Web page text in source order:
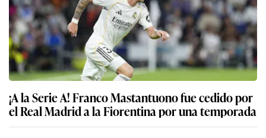
¡A la Serie A! Franco Mastantuono fue cedido por
el Real Madrid a la Fiorentina por una temporada